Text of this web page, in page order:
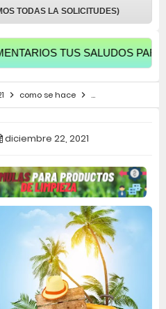
TODAS LA SOLICITUDES)
TUS SALUDOS PARA
como se hace cosas que
diciembre 22, 2021